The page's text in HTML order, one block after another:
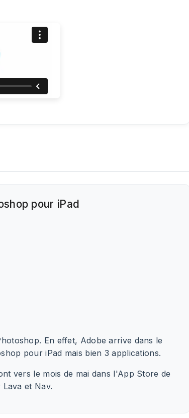
pour iPad
En effet, Adobe arrive dans le
pour iPad mais bien 3 applications.
vers le mois de mai dans l'App Store de
et Nav.